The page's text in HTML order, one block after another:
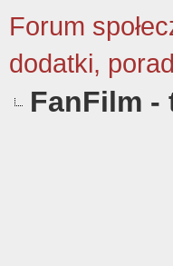
Forum
dodatki,
FanFilm -